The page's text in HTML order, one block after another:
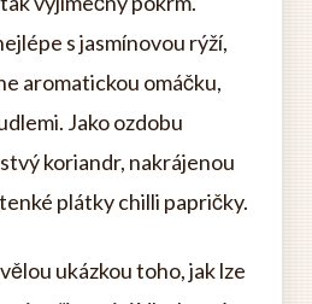
s jasmínovou rýží,
aromatickou omáčku,
Jako ozdobu
koriandr, nakrájenou
plátky chilli papričky.
ukázkou toho, jak lze